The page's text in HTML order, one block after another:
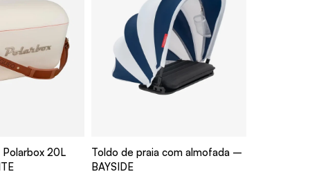
20L
Toldo de praia com almofada –
BAYSIDE